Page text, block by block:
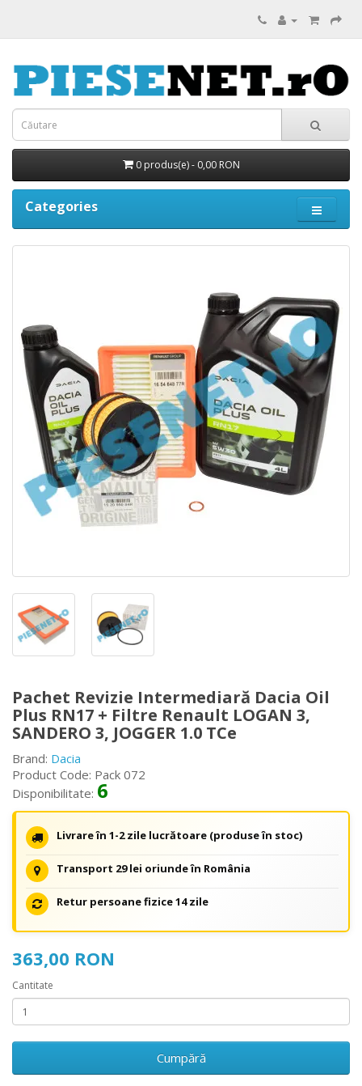
0 produs(e) - 0,00 RON
Categories
Pachet Revizie Intermediară Dacia Oil
Plus RN17 + Filtre Renault LOGAN 3,
SANDERO 3, JOGGER 1.0 TCe
Brand: Dacia
Product Code: Pack 072
Disponibilitate: 6
Livrare în 1-2 zile lucrătoare (produse în stoc)
Transport 29 lei oriunde în România
Retur persoane fizice 14 zile
363,00 RON
Cantitate
Cumpără